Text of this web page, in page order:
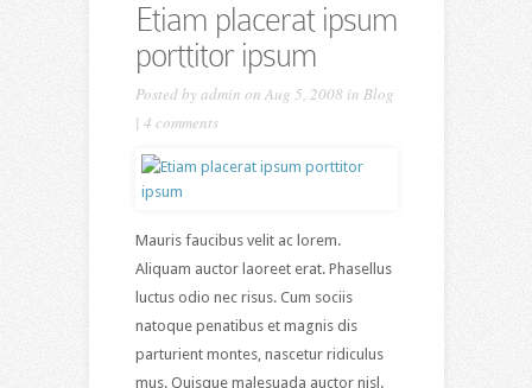
Etiam placerat ipsum
porttitor ipsum
Posted byadmin on Aug 5, 2008 in Blog
| 4 comments
Mauris faucibus velit ac lorem.
Aliquam auctor laoreet erat. Phasellus
luctus odio nec risus. Cum sociis
natoque penatibus et magnis dis
parturient montes, nascetur ridiculus
mus. Quisque malesuada auctor nisl.